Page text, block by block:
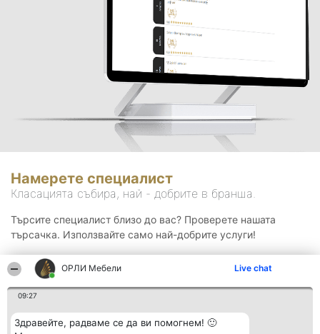
ОРЛИ Мебели Live chat
09:27
Здравейте, радваме се да ви помогнем! 🙂
Намерете специалист
Класацията събира, най - добрите в бранша.
Търсите специалист близо до вас? Проверете нашата
търсачка. Използвайте само най-добрите услуги!